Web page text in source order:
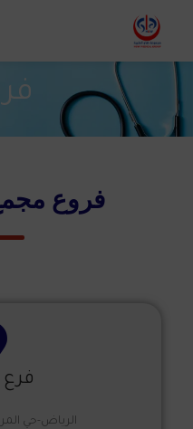
فروع
فرع
الرياض-حي